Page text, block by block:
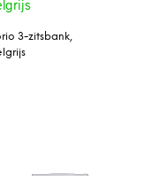
3-zitsbank,